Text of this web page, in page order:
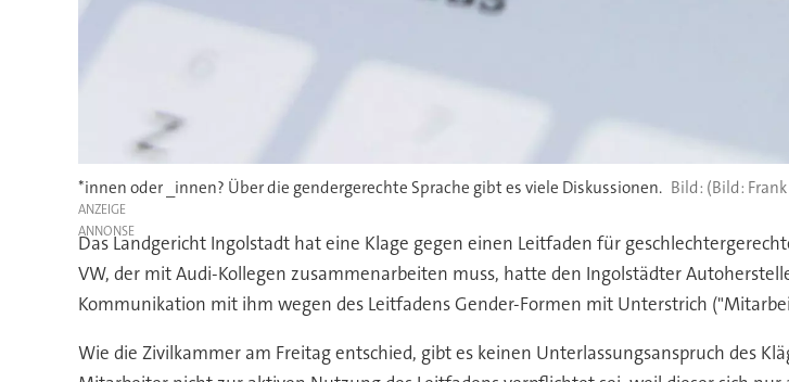
*innen oder _innen? Über die gendergerechte Sprache gibt es viele Diskussionen. (Bild:
ANZEIGE
Das Landgericht Ingolstadt hat eine Klage gegen einen Leitfaden für
VW, der mit Audi-Kollegen zusammenarbeiten muss, hatte den Ingolstädter
Kommunikation mit ihm wegen des Leitfadens Gender-Formen mit Unterstrich
Wie die Zivilkammer am Freitag entschied, gibt es keinen Unterlassungsanspruch des